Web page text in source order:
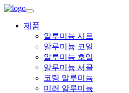
제품
알루미늄 시트
알루미늄 코일
알루미늄 호일
알루미늄 서클
코팅 알루미늄
미러 알루미늄